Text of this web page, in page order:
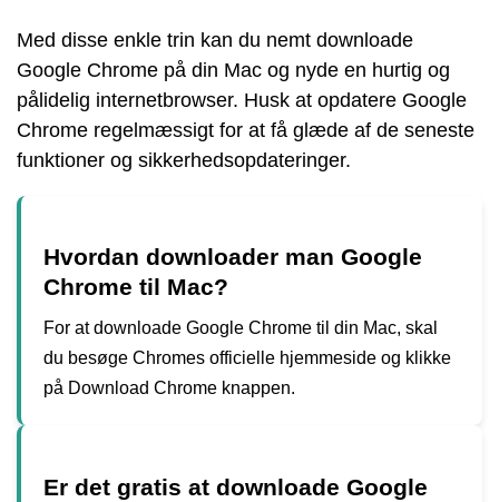
Med disse enkle trin kan du nemt downloade
Google Chrome på din Mac og nyde en hurtig og
pålidelig internetbrowser. Husk at opdatere Google
Chrome regelmæssigt for at få glæde af de seneste
funktioner og sikkerhedsopdateringer.
Hvordan downloader man Google
Chrome til Mac?
For at downloade Google Chrome til din Mac, skal
du besøge Chromes officielle hjemmeside og klikke
på Download Chrome knappen.
Er det gratis at downloade Google